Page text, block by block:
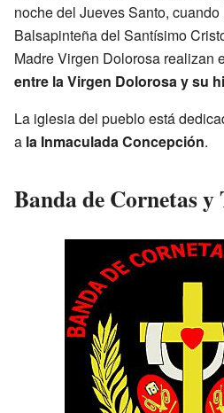
noche del Jueves Santo,
Balsapinteña del Santísimo
Madre Virgen Dolorosa realizan
entre la Virgen Dolorosa y su
La iglesia del pueblo está
a la Inmaculada Concepción.
Banda de Cornetas y